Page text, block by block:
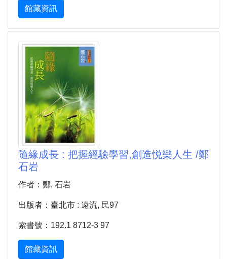
館藏資訊
隨緣成長 : 把握經驗學習,創造悦樂人生 /鄭
石岩
作者：鄭, 石岩
出版者：臺北市 : 遠流, 民97
索書號：192.1 8712-3 97
館藏資訊